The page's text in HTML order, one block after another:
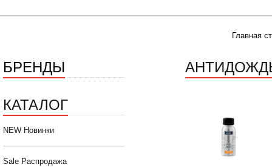
Главная
БРЕНДЫ
КАТАЛОГ
NEW Новинки
Sale Распродажа